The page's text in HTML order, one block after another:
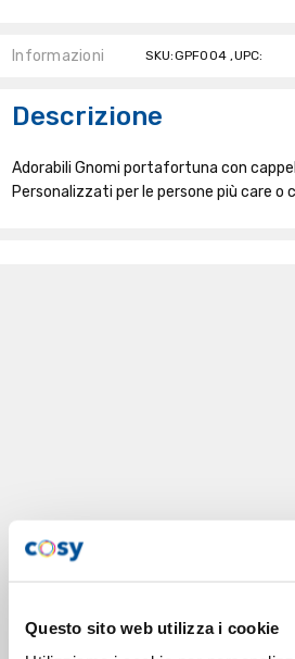
Questo sito web utilizza i cookie
Informazioni SKU:GPF004 ,UPC:
Descrizione
Adorabili Gnomi portafortuna con
Personalizzati per le persone più care o